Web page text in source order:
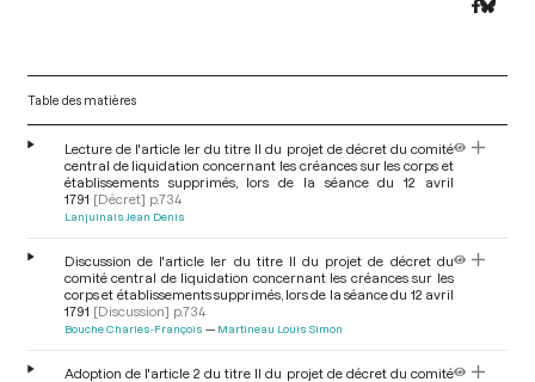
Table des matières
Lecture de l'article Ier du titre II du projet de décret du comité
central de liquidation concernant les créances sur les corps et
établissements supprimés, lors de la séance du 12 avril
1791 [Décret] p.734
Lanjuinais Jean Denis
Discussion de l'article Ier du titre II du projet de décret du
comité central de liquidation concernant les créances sur les
corps et établissements supprimés, lors de la séance du 12 avril
1791 [Discussion] p.734
Bouche Charles-François Martineau Louis Simon
Adoption de l'article 2 du titre II du projet de décret du comité